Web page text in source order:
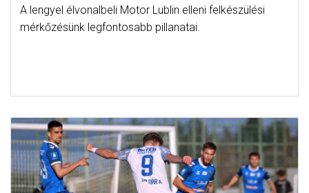
A lengyel élvonalbeli Motor Lublin elleni felkészülési
mérkőzésünk legfontosabb pillanatai.